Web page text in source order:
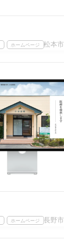
ホームページ 松本市
ホームページ 長野市